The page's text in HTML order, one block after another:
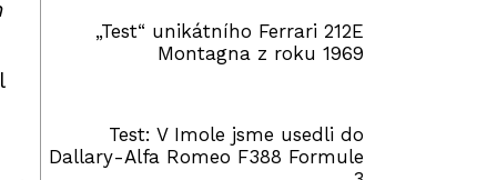
„Test“ unikátního Ferrari 212E
Montagna z roku 1969
Test: V Imole jsme usedli do
Dallary-Alfa Romeo F388 Formule